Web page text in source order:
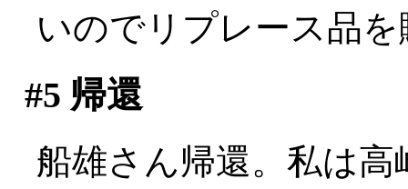
いのでリプレース品を
#5 帰還
船雄さん帰還。私は